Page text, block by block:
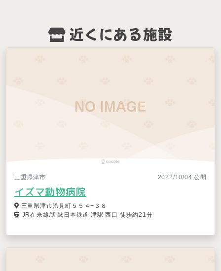
近くにある施設
三重県津市 2022/10/04 公開
イズマ動物病院
三重県津市渋見町５５４−３８
JR在来線/近畿日本鉄道 津駅 西口 徒歩約21分